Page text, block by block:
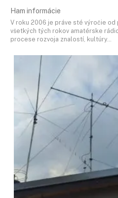
Ham informácie
V roku 2006 je práve sté výročie od
všetkých tých rokov amatérske
procese rozvoja znalostí, kultúry…